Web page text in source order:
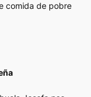
comida de pobre